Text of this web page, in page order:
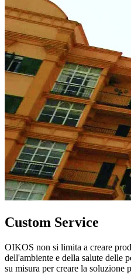
Custom Service
OIKOS non si limita a creare
dell'ambiente e della salute delle
su misura per creare la soluzione